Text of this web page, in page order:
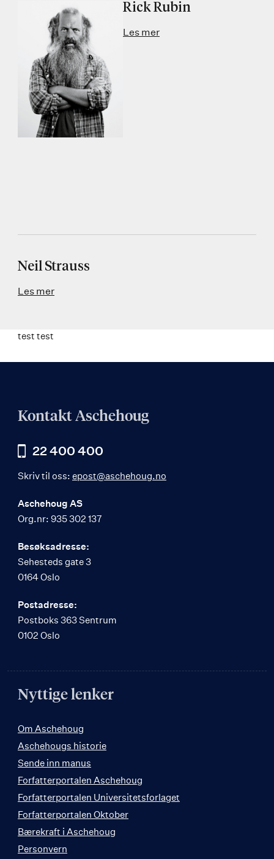
Rick Rubin
Les mer
Neil Strauss
Les mer
test test
Kontakt Aschehoug
22 400 400
Skriv til oss: epost@aschehoug.no
Aschehoug AS
Org.nr: 935 302 137
Besøksadresse:
Sehesteds gate 3
0164 Oslo
Postadresse:
Postboks 363 Sentrum
0102 Oslo
Nyttige lenker
Om Aschehoug
Aschehougs historie
Sende inn manus
Forfatterportalen Aschehoug
Forfatterportalen Universitetsforlaget
Forfatterportalen Oktober
Bærekraft i Aschehoug
Personvern